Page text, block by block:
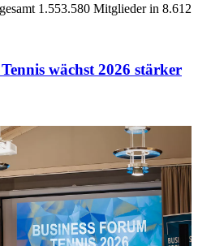
1.553.580 Mitglieder in 8.612
wächst 2026 stärker